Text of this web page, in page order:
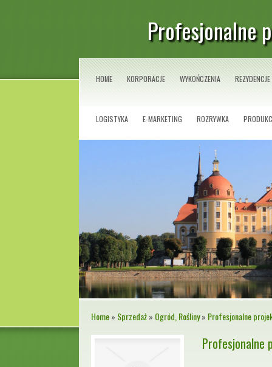
Profesjonalne
HOME KORPORACJE WYKOŃCZENIA REZYDENCJE
LOGISTYKA E-MARKETING ROZRYWKA
Home» Sprzedaż» Ogród, Rośliny» Profesjonalne
Profesjonalne